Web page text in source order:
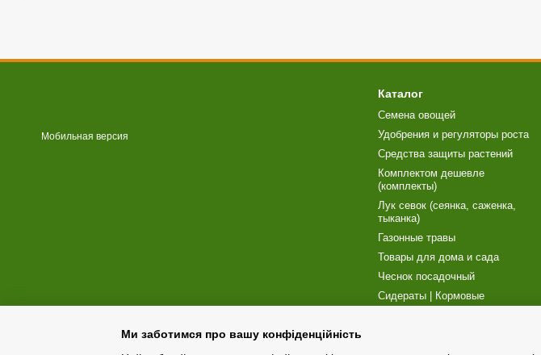
Мобильная версия
Каталог
Семена овощей
Удобрения и регуляторы роста
Cредства защиты растений
Комплектом дешевле
(комплекты)
Лук севок (сеянка, саженка,
тыканка)
Газонные травы
Товары для дома и сада
Чеснок посадочный
Сидераты | Кормовые
культуры
Ми заботимся про вашу конфіденційність